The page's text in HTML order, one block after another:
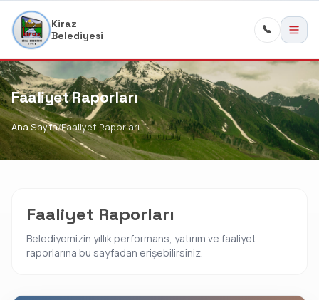
Kiraz
Belediyesi
Faaliyet Raporları
Ana Sayfa Faaliyet Raporları
Faaliyet Raporları
Belediyemizin yıllık performans, yatırım ve faaliyet
raporlarına bu sayfadan erişebilirsiniz.